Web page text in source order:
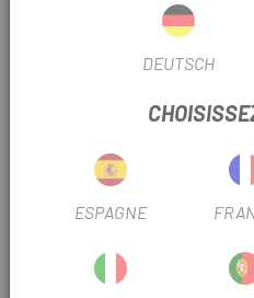
DEUTSCH
ESPAGNE